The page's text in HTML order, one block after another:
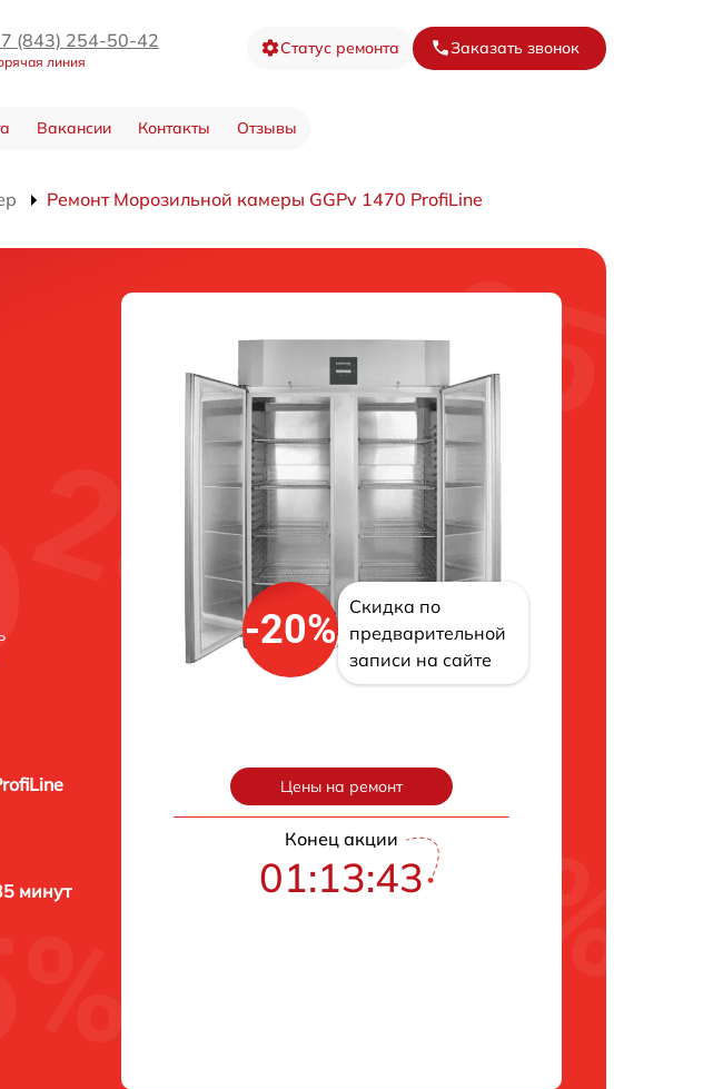
(843) 254-50-42
линия
Статус ремонта Заказать звонок
Вакансии Контакты Отзывы
Ремонт Морозильной камеры GGPv 1470 ProfiLine
минут
-20%
Скидка по
предварительной
записи на сайте
Цены на ремонт
Конец акции
01:13:42